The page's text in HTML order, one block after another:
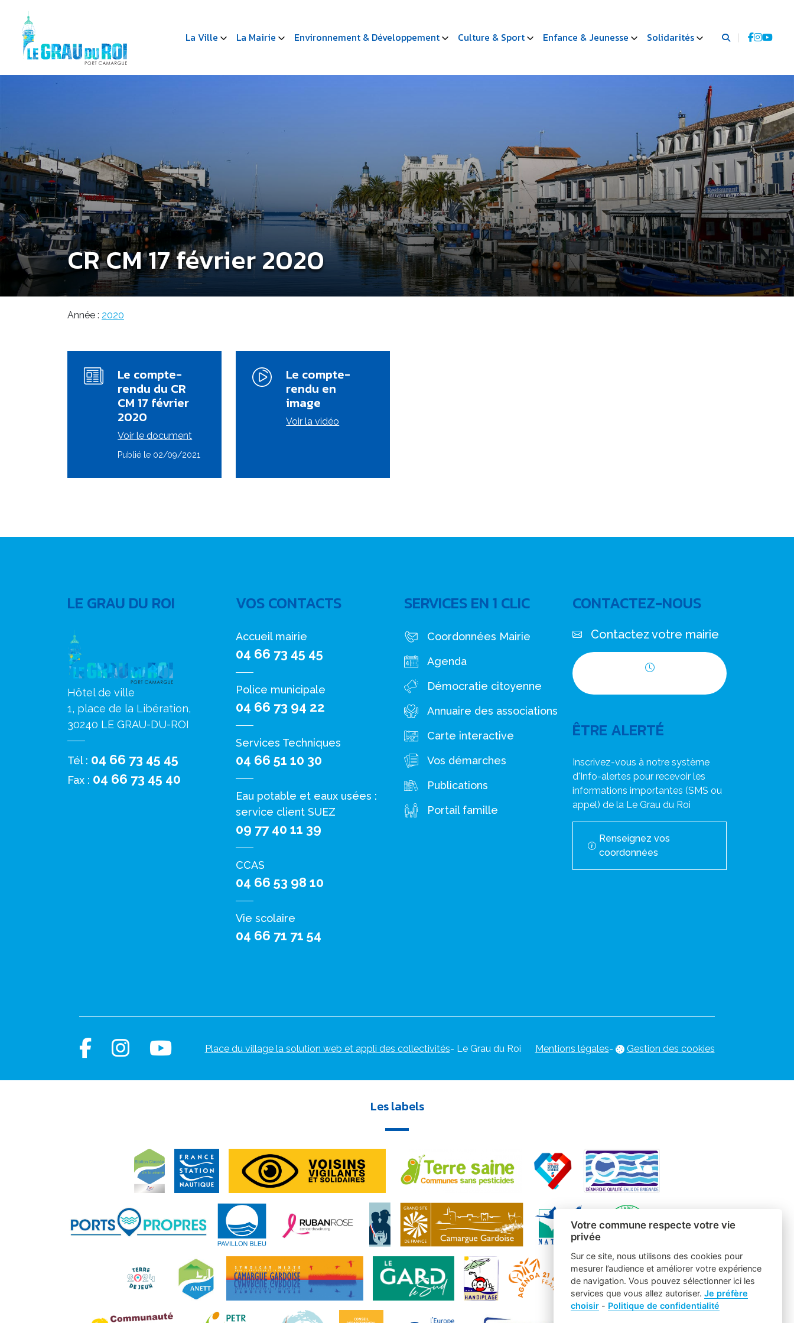
La Ville La Mairie Environnement & Développement Culture & Sport Enfance & Jeunesse Solidarités
CR CM 17 février 2020
Année : 2020
Le compte-
rendu du CR
CM 17 février
2020
Voir le document
Publié le 02/09/2021
Le compte-
rendu en
image
Voir la vidéo
LE GRAU DU ROI
Hôtel de ville
1, place de la Libération,
30240 LE GRAU-DU-ROI
Tél : 04 66 73 45 45
Fax : 04 66 73 45 40
VOS CONTACTS
Accueil mairie
04 66 73 45 45
Police municipale
04 66 73 94 22
Services Techniques
04 66 51 10 30
Eau potable et eaux usées :
service client SUEZ
09 77 40 11 39
CCAS
04 66 53 98 10
Vie scolaire
04 66 71 71 54
SERVICES EN 1 CLIC
Coordonnées Mairie
Agenda
Démocratie citoyenne
Annuaire des associations
Carte interactive
Vos démarches
Publications
Portail famille
CONTACTEZ-NOUS
Contactez votre mairie
ÊTRE ALERTÉ
Inscrivez-vous à notre système
d'Info-alertes pour recevoir les
informations importantes (SMS ou
appel) de la Le Grau du Roi
Renseignez vos
coordonnées
Place du village la solution web et appli des collectivités- Le Grau du Roi Mentions légales- Gestion des cookies
Les labels
Votre commune respecte votre vie
privée
Sur ce site, nous utilisons des cookies pour
mesurer l’audience et améliorer votre expérience
de navigation. Vous pouvez sélectionner ici les
services que vous allez autoriser. Je préfère
choisir- Politique de confidentialité